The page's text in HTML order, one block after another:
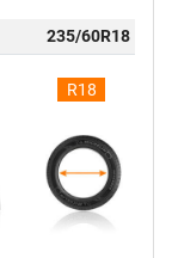
235/60R18
R18